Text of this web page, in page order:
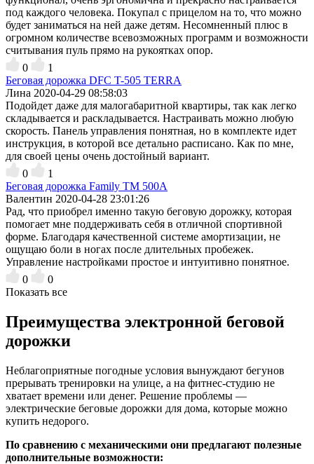
под каждого человека. Покупал с прицелом на то, что можно
будет заниматься на ней даже детям. Несомненный плюс в
огромном количестве всевозможных программ и возможности
считывания пуль прямо на рукоятках опор.
0
1
Беговая дорожка DFC T-505 TERRA
Лина 2020-04-29 08:58:03
Подойдет даже для малогабаритной квартиры, так как легко
складывается и раскладывается. Настраивать можно любую
скорость. Панель управления понятная, но в комплекте идет
инструкция, в которой все детально расписано. Как по мне,
для своей цены очень достойный вариант.
0
1
Беговая дорожка Family TM 500A
Валентин 2020-04-28 23:01:26
Рад, что приобрел именно такую беговую дорожку, которая
помогает мне поддерживать себя в отличной спортивной
форме. Благодаря качественной системе амортизации, не
ощущаю боли в ногах после длительных пробежек.
Управление настройками простое и интуитивно понятное.
0
0
Показать все
Преимущества электронной беговой
дорожки
Неблагоприятные погодные условия вынуждают бегунов
прерывать тренировки на улице, а на фитнес-студию не
хватает времени или денег. Решение проблемы —
электрические беговые дорожки для дома, которые можно
купить недорого.
По сравнению с механическими они предлагают полезные
дополнительные возможности: